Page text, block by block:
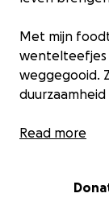
Met mijn
wentelteefjes
weggegooid.
Het concept
gebruiken.
Read more